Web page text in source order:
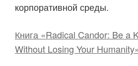
корпоративной среды.
Книга «Radical Candor: Be a
Without Losing Your